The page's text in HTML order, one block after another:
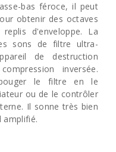
bas féroce, il peut
obtenir des octaves
d'enveloppe. La
sons de filtre ultra-
de destruction
inversée.
le filtre en le
ou de le contrôler
Il sonne très bien
amplifié.